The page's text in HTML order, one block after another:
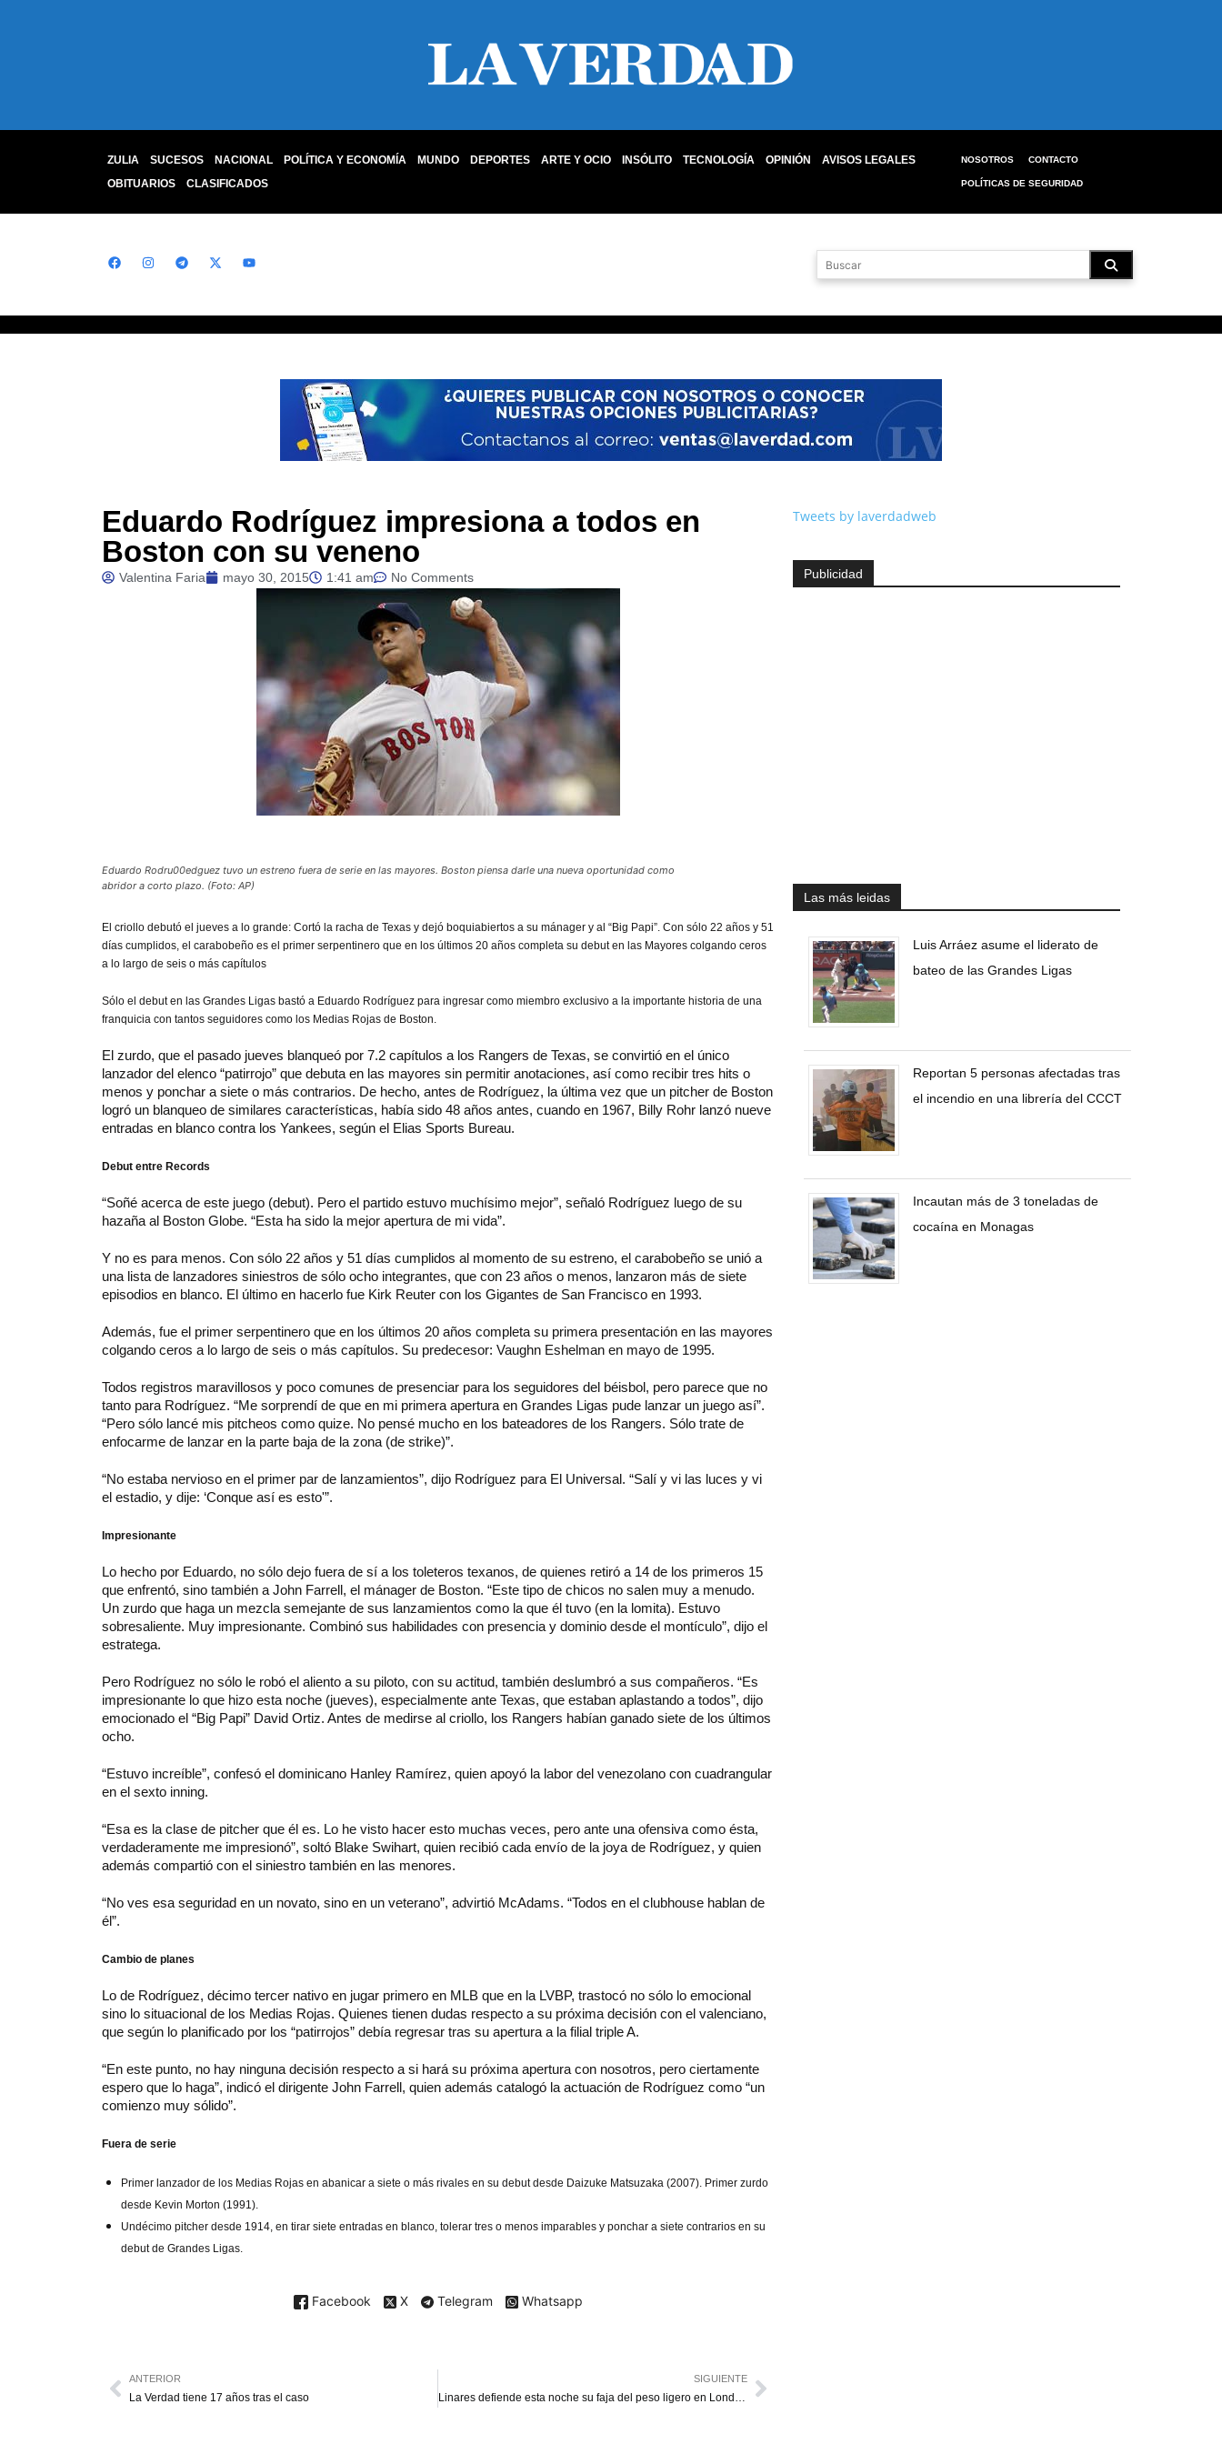
ZULIA SUCESOS NACIONAL POLÍTICA Y ECONOMÍA MUNDO DEPORTES ARTE Y OCIO INSÓLITO TECNOLOGÍA OPINIÓN
AVISOS LEGALES
OBITUARIOS
CLASIFICADOS
NOSOTROS CONTACTO
POLÍTICAS DE SEGURIDAD
Eduardo Rodríguez impresiona a todos en
Boston con su veneno
Valentina Faria mayo 30, 2015 1:41 am No Comments
Eduardo Rodru00edguez tuvo un estreno fuera de serie en las mayores. Boston piensa darle una nueva oportunidad como
abridor a corto plazo. (Foto: AP)
El criollo debutó el jueves a lo grande: Cortó la racha de Texas y dejó boquiabiertos a su mánager y al “Big Papi”. Con sólo 22 años y 51
días cumplidos, el carabobeño es el primer serpentinero que en los últimos 20 años completa su debut en las Mayores colgando ceros
a lo largo de seis o más capítulos
Sólo el debut en las Grandes Ligas bastó a Eduardo Rodríguez para ingresar como miembro exclusivo a la importante historia de una
franquicia con tantos seguidores como los Medias Rojas de Boston.
El zurdo, que el pasado jueves blanqueó por 7.2 capítulos a los Rangers de Texas, se convirtió en el único
lanzador del elenco “patirrojo” que debuta en las mayores sin permitir anotaciones, así como recibir tres hits o
menos y ponchar a siete o más contrarios. De hecho, antes de Rodríguez, la última vez que un pitcher de Boston
logró un blanqueo de similares características, había sido 48 años antes, cuando en 1967, Billy Rohr lanzó nueve
entradas en blanco contra los Yankees, según el Elias Sports Bureau.
Debut entre Records
“Soñé acerca de este juego (debut). Pero el partido estuvo muchísimo mejor”, señaló Rodríguez luego de su
hazaña al Boston Globe. “Esta ha sido la mejor apertura de mi vida”.
Y no es para menos. Con sólo 22 años y 51 días cumplidos al momento de su estreno, el carabobeño se unió a
una lista de lanzadores siniestros de sólo ocho integrantes, que con 23 años o menos, lanzaron más de siete
episodios en blanco. El último en hacerlo fue Kirk Reuter con los Gigantes de San Francisco en 1993.
Además, fue el primer serpentinero que en los últimos 20 años completa su primera presentación en las mayores
colgando ceros a lo largo de seis o más capítulos. Su predecesor: Vaughn Eshelman en mayo de 1995.
Todos registros maravillosos y poco comunes de presenciar para los seguidores del béisbol, pero parece que no
tanto para Rodríguez. “Me sorprendí de que en mi primera apertura en Grandes Ligas pude lanzar un juego así”.
“Pero sólo lancé mis pitcheos como quize. No pensé mucho en los bateadores de los Rangers. Sólo trate de
enfocarme de lanzar en la parte baja de la zona (de strike)”.
“No estaba nervioso en el primer par de lanzamientos”, dijo Rodríguez para El Universal. “Salí y vi las luces y vi
el estadio, y dije: ‘Conque así es esto'”.
Impresionante
Lo hecho por Eduardo, no sólo dejo fuera de sí a los toleteros texanos, de quienes retiró a 14 de los primeros 15
que enfrentó, sino también a John Farrell, el mánager de Boston. “Este tipo de chicos no salen muy a menudo.
Un zurdo que haga un mezcla semejante de sus lanzamientos como la que él tuvo (en la lomita). Estuvo
sobresaliente. Muy impresionante. Combinó sus habilidades con presencia y dominio desde el montículo”, dijo el
estratega.
Pero Rodríguez no sólo le robó el aliento a su piloto, con su actitud, también deslumbró a sus compañeros. “Es
impresionante lo que hizo esta noche (jueves), especialmente ante Texas, que estaban aplastando a todos”, dijo
emocionado el “Big Papi” David Ortiz. Antes de medirse al criollo, los Rangers habían ganado siete de los últimos
ocho.
“Estuvo increíble”, confesó el dominicano Hanley Ramírez, quien apoyó la labor del venezolano con cuadrangular
en el sexto inning.
“Esa es la clase de pitcher que él es. Lo he visto hacer esto muchas veces, pero ante una ofensiva como ésta,
verdaderamente me impresionó”, soltó Blake Swihart, quien recibió cada envío de la joya de Rodríguez, y quien
además compartió con el siniestro también en las menores.
“No ves esa seguridad en un novato, sino en un veterano”, advirtió McAdams. “Todos en el clubhouse hablan de
él”.
Cambio de planes
Lo de Rodríguez, décimo tercer nativo en jugar primero en MLB que en la LVBP, trastocó no sólo lo emocional
sino lo situacional de los Medias Rojas. Quienes tienen dudas respecto a su próxima decisión con el valenciano,
que según lo planificado por los “patirrojos” debía regresar tras su apertura a la filial triple A.
“En este punto, no hay ninguna decisión respecto a si hará su próxima apertura con nosotros, pero ciertamente
espero que lo haga”, indicó el dirigente John Farrell, quien además catalogó la actuación de Rodríguez como “un
comienzo muy sólido”.
Fuera de serie
Primer lanzador de los Medias Rojas en abanicar a siete o más rivales en su debut desde Daizuke Matsuzaka (2007). Primer zurdo
desde Kevin Morton (1991).
Undécimo pitcher desde 1914, en tirar siete entradas en blanco, tolerar tres o menos imparables y ponchar a siete contrarios en su
debut de Grandes Ligas.
Facebook X Telegram Whatsapp
Tweets by laverdadweb
Publicidad
Las más leidas
Luis Arráez asume el liderato de
bateo de las Grandes Ligas
Reportan 5 personas afectadas tras
el incendio en una librería del CCCT
Incautan más de 3 toneladas de
cocaína en Monagas
ANTERIOR
La Verdad tiene 17 años tras el caso
SIGUIENTE
Linares defiende esta noche su faja del peso ligero en Londres